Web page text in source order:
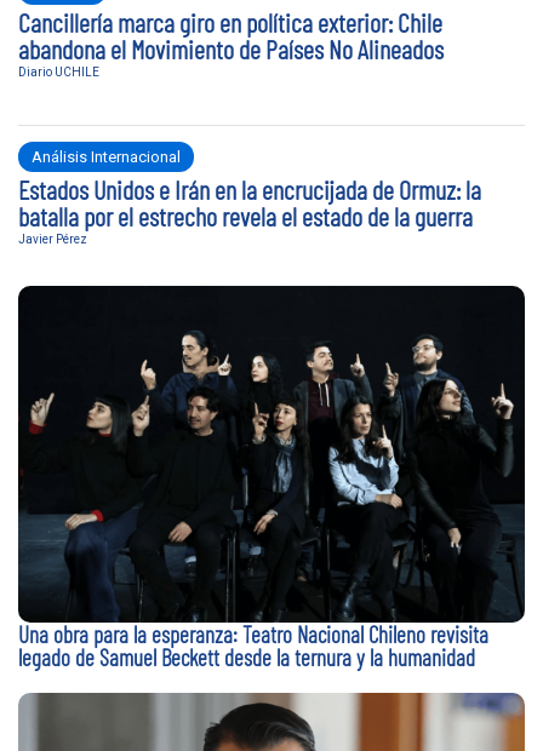
Cancillería marca giro en política exterior: Chile
abandona el Movimiento de Países No Alineados
Diario UCHILE
Análisis Internacional
Estados Unidos e Irán en la encrucijada de Ormuz: la
batalla por el estrecho revela el estado de la guerra
Javier Pérez
Una obra para la esperanza: Teatro Nacional Chileno revisita
legado de Samuel Beckett desde la ternura y la humanidad